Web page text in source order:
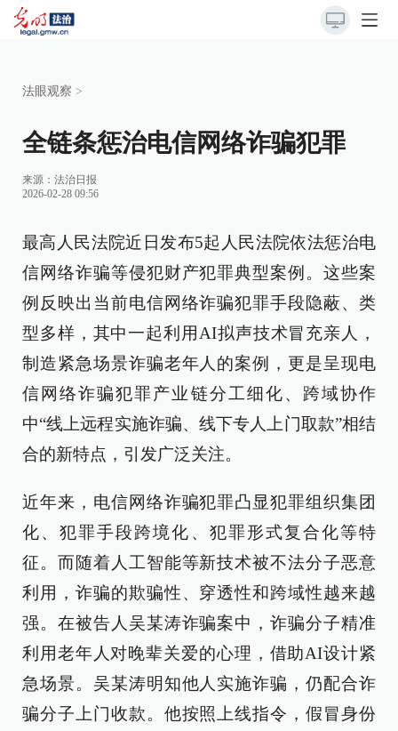
法眼观察 >
全链条惩治电信网络诈骗犯罪
来源： 法治日报
2026-02-28 09:56
最高人民法院近日发布5起人民法院依法惩治电
信网络诈骗等侵犯财产犯罪典型案例。这些案
例反映出当前电信网络诈骗犯罪手段隐蔽、类
型多样，其中一起利用AI拟声技术冒充亲人，
制造紧急场景诈骗老年人的案例，更是呈现电
信网络诈骗犯罪产业链分工细化、跨域协作
中“线上远程实施诈骗、线下专人上门取款”相结
合的新特点，引发广泛关注。
近年来，电信网络诈骗犯罪凸显犯罪组织集团
化、犯罪手段跨境化、犯罪形式复合化等特
征。而随着人工智能等新技术被不法分子恶意
利用，诈骗的欺骗性、穿透性和跨域性越来越
强。在被告人吴某涛诈骗案中，诈骗分子精准
利用老年人对晚辈关爱的心理，借助AI设计紧
急场景。吴某涛明知他人实施诈骗，仍配合诈
骗分子上门收款。他按照上线指令，假冒身份